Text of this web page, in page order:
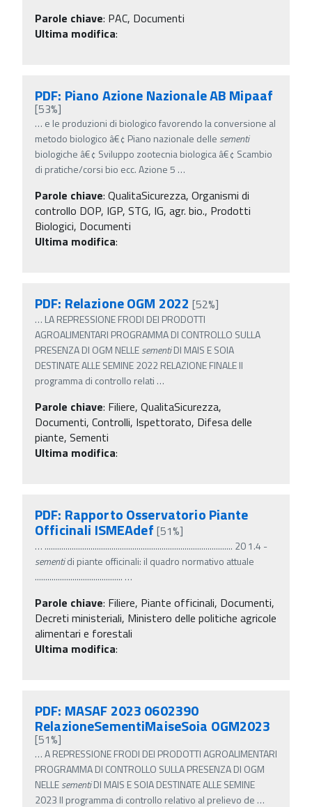
Parole chiave: PAC, Documenti
Ultima modifica:
PDF: Piano Azione Nazionale AB Mipaaf
[53%]
… e le produzioni di biologico favorendo la conversione al
metodo biologico â€¢ Piano nazionale delle sementi
biologiche â€¢ Sviluppo zootecnia biologica â€¢ Scambio
di pratiche/corsi bio ecc. Azione 5 …
Parole chiave: QualitaSicurezza, Organismi di
controllo DOP, IGP, STG, IG, agr. bio., Prodotti
Biologici, Documenti
Ultima modifica:
PDF: Relazione OGM 2022 [52%]
… LA REPRESSIONE FRODI DEI PRODOTTI
AGROALIMENTARI PROGRAMMA DI CONTROLLO SULLA
PRESENZA DI OGM NELLEsementiDI MAIS E SOIA
DESTINATE ALLE SEMINE 2022 RELAZIONE FINALE Il
programma di controllo relati …
Parole chiave: Filiere, QualitaSicurezza,
Documenti, Controlli, Ispettorato, Difesa delle
piante, Sementi
Ultima modifica:
PDF: Rapporto Osservatorio Piante
Officinali ISMEAdef [51%]
… .......................................................................................... 20 1.4 -
sementidi piante officinali: il quadro normativo attuale
.......................................... …
Parole chiave: Filiere, Piante officinali, Documenti,
Decreti ministeriali, Ministero delle politiche agricole
alimentari e forestali
Ultima modifica:
PDF: MASAF 2023 0602390
RelazioneSementiMaiseSoia OGM2023
[51%]
…A REPRESSIONE FRODI DEI PRODOTTI AGROALIMENTARI
PROGRAMMA DI CONTROLLO SULLA PRESENZA DI OGM
NELLEsementiDI MAIS E SOIA DESTINATE ALLE SEMINE
2023 Il programma di controllo relativo al prelievo de …